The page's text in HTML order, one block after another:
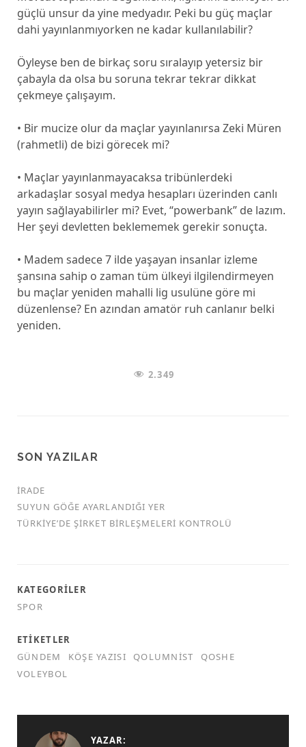
güçlü unsur da yine medyadır. Peki bu güç maçlar
dahi yayınlanmıyorken ne kadar kullanılabilir?
Öyleyse ben de birkaç soru sıralayıp yetersiz bir
çabayla da olsa bu soruna tekrar tekrar dikkat
çekmeye çalışayım.
• Bir mucize olur da maçlar yayınlanırsa Zeki Müren
(rahmetli) de bizi görecek mi?
• Maçlar yayınlanmayacaksa tribünlerdeki
arkadaşlar sosyal medya hesapları üzerinden canlı
yayın sağlayabilirler mi? Evet, “powerbank” de lazım.
Her şeyi devletten beklememek gerekir sonuçta.
• Madem sadece 7 ilde yaşayan insanlar izleme
şansına sahip o zaman tüm ülkeyi ilgilendirmeyen
bu maçlar yeniden mahalli lig usulüne göre mi
düzenlense? En azından amatör ruh canlanır belki
yeniden.
2.349
SON YAZILAR
İRADE
SUYUN GÖĞE AYARLANDIĞI YER
TÜRKİYE’DE ŞİRKET BİRLEŞMELERİ KONTROLÜ
KATEGORILER
SPOR
ETIKETLER
GÜNDEM
KÖŞE YAZISI QOLUMNIST
QOSHE
VOLEYBOL
YAZAR: